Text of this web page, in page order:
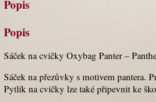
Popis
Popis
Sáček na cvičky Oxybag Panter –
Sáček na přezůvky s motivem pantera.
Pytlík na cvičky lze také připevnit ke